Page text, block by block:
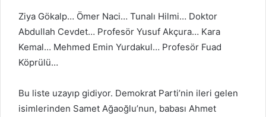
Ziya Gökalp… Ömer Naci… Tunalı Hilmi… Doktor
Abdullah Cevdet… Profesör Yusuf Akçura… Kara
Kemal… Mehmed Emin Yurdakul… Profesör Fuad
Köprülü…
Bu liste uzayıp gidiyor. Demokrat Parti’nin ileri gelen
isimlerinden Samet Ağaoğlu’nun, babası Ahmet